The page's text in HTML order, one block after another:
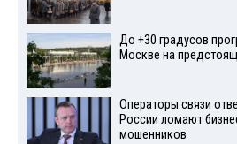
До +30 градусов
Москве на
Операторы связи
России ломают
мошенников